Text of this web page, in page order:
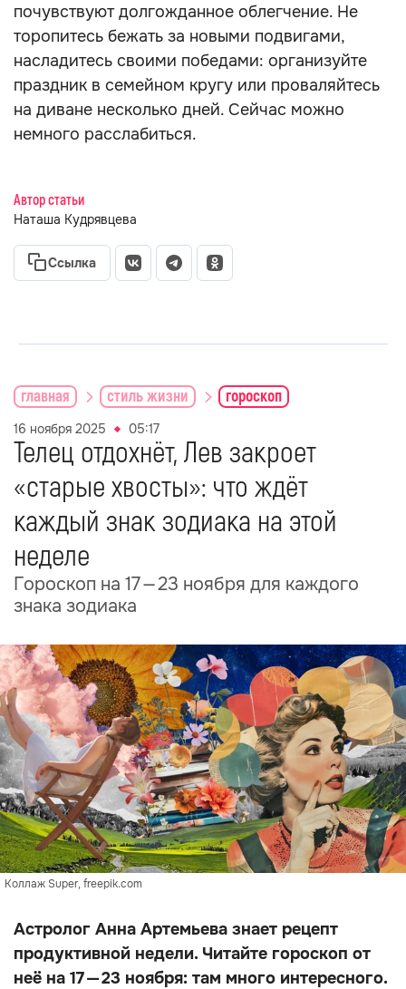
почувствуют долгожданное облегчение. Не
торопитесь бежать за новыми подвигами,
насладитесь своими победами: организуйте
праздник в семейном кругу или проваляйтесь
на диване несколько дней. Сейчас можно
немного расслабиться.
Автор статьи
Наташа Кудрявцева
Ссылка
главная стиль жизни гороскоп
16 ноября 2025 05:17
Телец отдохнёт, Лев закроет
«старые хвосты»: что ждёт
каждый знак зодиака на этой
неделе
Гороскоп на 17 — 23 ноября для каждого
знака зодиака
Коллаж Super, freepik.com
Астролог Анна Артемьева знает рецепт
продуктивной недели. Читайте гороскоп от
неё на 17 — 23 ноября: там много интересного.